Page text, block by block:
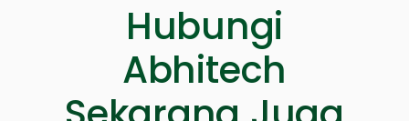
Hubungi
Abhitech